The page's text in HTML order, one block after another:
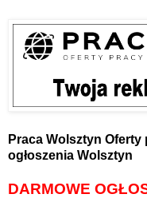
Praca Wolsztyn Oferty
ogłoszenia Wolsztyn
DARMOWE